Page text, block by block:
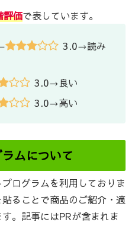
評価で表しています。
3.0→読み
3.0→良い
3.0→高い
ムについて
ログラムを利用しておりま
ることで商品のご紹介・適
。記事にはPRが含まれま